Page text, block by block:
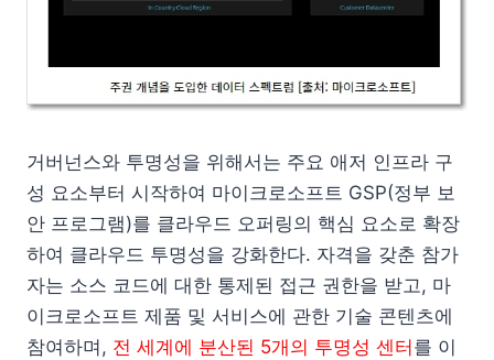
거버넌스와 투명성을 위해서는 주요 애저 인프라 구
성 요소부터 시작하여 마이크로소프트 GSP(정부 보
안 프로그램)를 클라우드 오퍼링의 핵심 요소로 확장
하여 클라우드 투명성을 강화한다. 자격을 갖춘 참가
자는 소스 코드에 대한 통제된 접근 권한을 받고, 마
이크로소프트 제품 및 서비스에 관한 기술 콘텐츠에
참여하며, 전 세계에 분산된 5개의 투명성 센터 를 이